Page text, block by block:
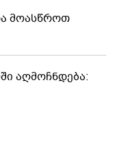
მოასწროთ
აღმოჩნდება: